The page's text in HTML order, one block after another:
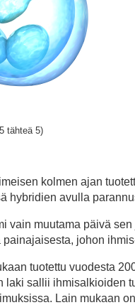
tähteä 5)
kolmen ajan
hybridien avulla
vain muutama päivä
painajaisesta, johon
tuotettu vuodesta
laki sallii ihmisalkioiden
Lain mukaan